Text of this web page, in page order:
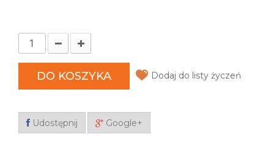
DO KOSZYKA Dodaj do listy życzeń
Udostępnij Google+